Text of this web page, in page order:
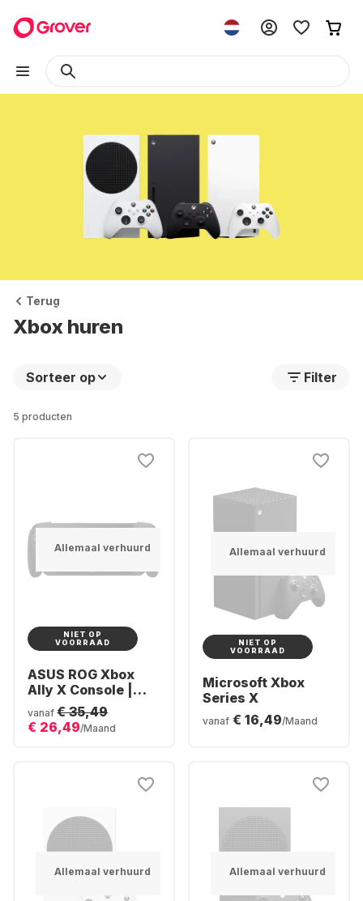
Terug
Xbox huren
Sorteer op Filter
5 producten
Allemaal verhuurd
NIET OP
VOORRAAD
ASUS ROG Xbox
Ally X Console |
Ryzen AI Z2
Extreme 24GB | 1TB
SSD
vanaf € 35,49
€ 26,49/Maand
Allemaal verhuurd
NIET OP
VOORRAAD
Microsoft Xbox
Series X
vanaf € 16,49/Maand
Allemaal verhuurd Allemaal verhuurd